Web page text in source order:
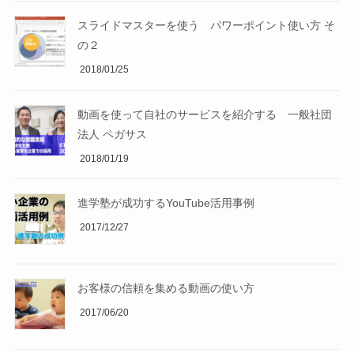
スライドマスターを使う パワーポイント使い方 そ
の２
2018/01/25
動画を使って自社のサービスを紹介する 一般社団
法人 ペガサス
2018/01/19
進学塾が成功するYouTube活用事例
2017/12/27
お客様の信頼を集める動画の使い方
2017/06/20